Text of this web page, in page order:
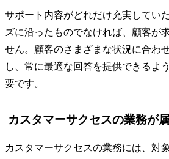
サポート内容がどれだけ充実してい
ズに沿ったものでなければ、顧客が
せん。顧客のさまざまな状況に合わ
し、常に最適な回答を提供できるよ
要です。
カスタマーサクセスの業務が
カスタマーサクセスの業務には、対